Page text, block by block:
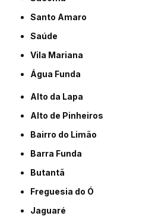
Santo Amaro
Saúde
Vila Mariana
Água Funda
Alto da Lapa
Alto de Pinheiros
Bairro do Limão
Barra Funda
Butantã
Freguesia do Ó
Jaguaré